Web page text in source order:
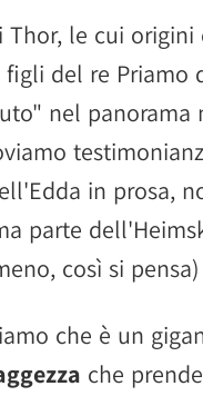
Thor, le cui
del re Priamo
nel
in prosa,
parte
così si
che è un
che